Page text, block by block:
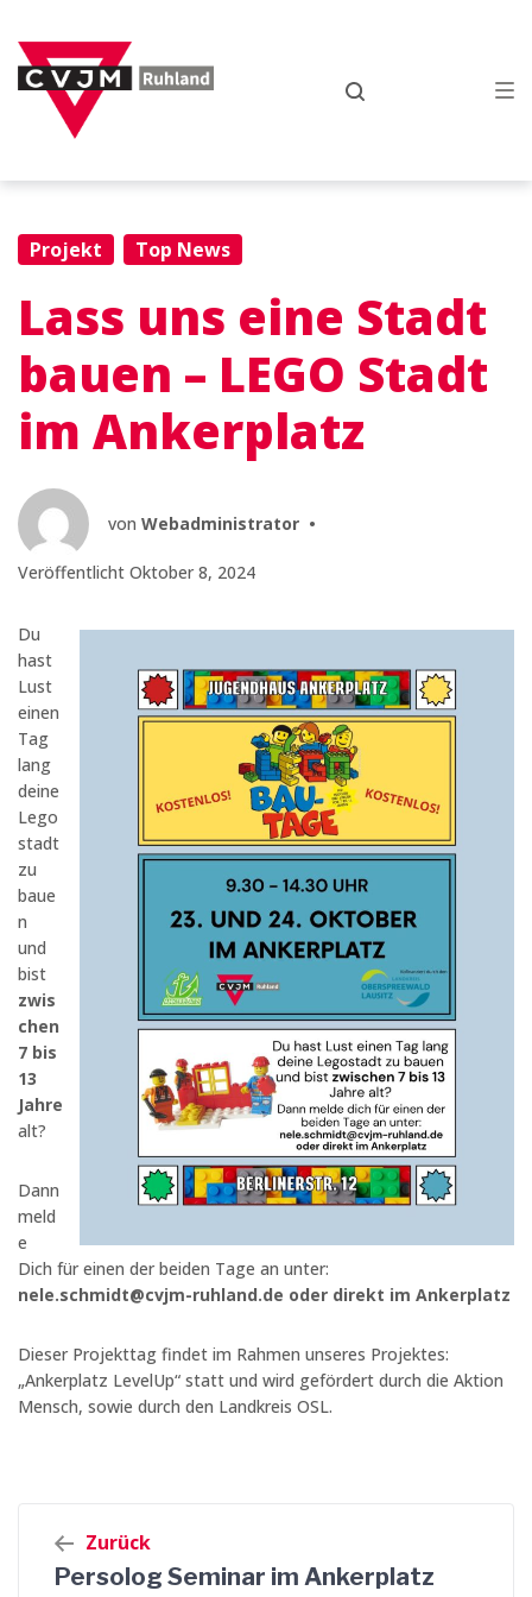
Hauptnavigation
springen
Inhalt
springen
Footer
springen
Projekt Top News
Lass uns eine Stadt
bauen – LEGO Stadt
im Ankerplatz
von Webadministrator •
Veröffentlicht Oktober 8, 2024
Du
hast
Lust
einen
Tag
lang
deine
Lego
stadt
zu
baue
n
und
bist
zwis
chen
7 bis
13
Jahre
alt?
Dann
meld
e
Dich für einen der beiden Tage an unter:
nele.schmidt@cvjm-ruhland.de oder direkt im Ankerplatz
Dieser Projekttag findet im Rahmen unseres Projektes:
„Ankerplatz LevelUp“ statt und wird gefördert durch die Aktion
Mensch, sowie durch den Landkreis OSL.
Beitrags-
Zurück
Persolog Seminar im Ankerplatz